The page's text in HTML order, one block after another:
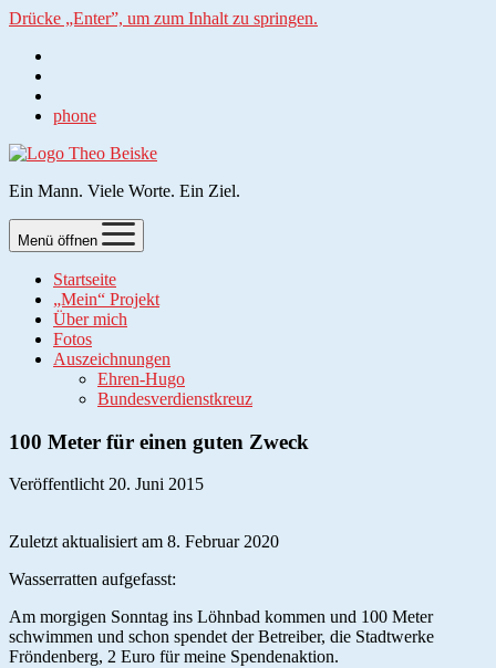
Drücke „Enter”, um zum Inhalt zu springen.
phone
Ein Mann. Viele Worte. Ein Ziel.
Menü öffnen
Startseite
„Mein“ Projekt
Über mich
Fotos
Auszeichnungen
Ehren-Hugo
Bundesverdienstkreuz
100 Meter für einen guten Zweck
Veröffentlicht 20. Juni 2015
Zuletzt aktualisiert am 8. Februar 2020
Wasserratten aufgefasst:
Am morgigen Sonntag ins Löhnbad kommen und 100 Meter
schwimmen und schon spendet der Betreiber, die Stadtwerke
Fröndenberg, 2 Euro für meine Spendenaktion.